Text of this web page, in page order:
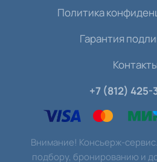
Политика
Гарантия
Контакты
+7 (812) 425-
Внимание! Консьерж-
подбору, бронированию и